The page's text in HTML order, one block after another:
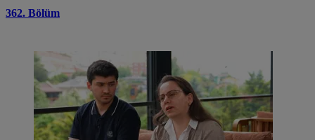
362. Bölüm